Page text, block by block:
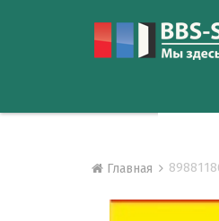
Главная